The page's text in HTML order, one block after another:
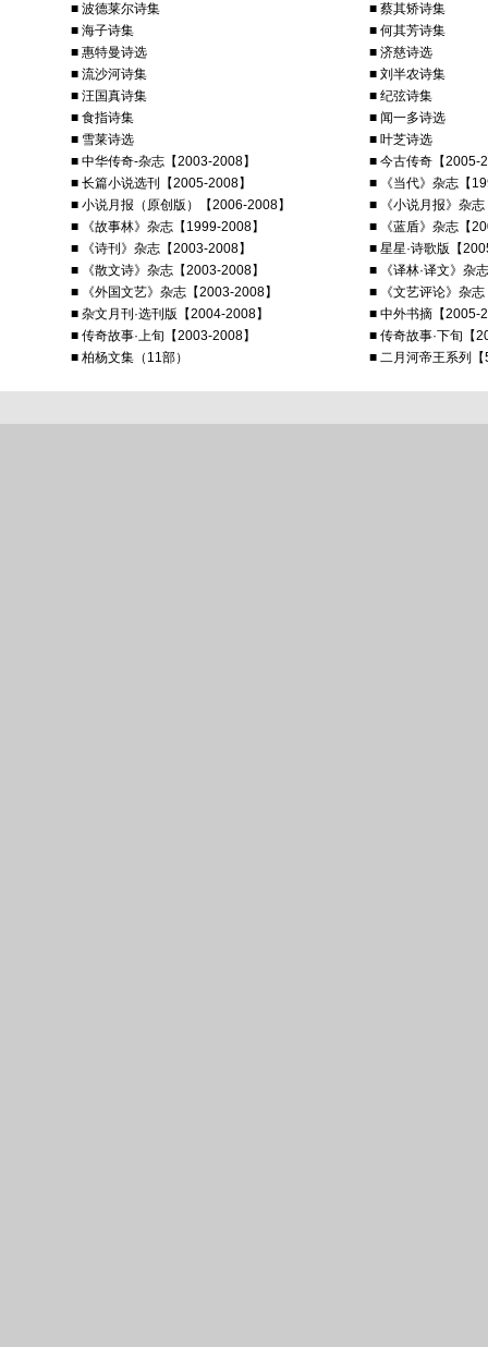
■ 波德莱尔诗集
■ 蔡其矫诗集
■ 海子诗集
■ 何其芳诗集
■ 惠特曼诗选
■ 济慈诗选
■ 流沙河诗集
■ 刘半农诗集
■ 汪国真诗集
■ 纪弦诗集
■ 食指诗集
■ 闻一多诗选
■ 雪莱诗选
■ 叶芝诗选
■ 中华传奇-杂志【2003-2008】
■ 今古传奇【2005-
■ 长篇小说选刊【2005-2008】
■ 《当代》杂志【
■ 小说月报（原创版）【2006-2008】
■ 《小说月报》杂
■ 《故事林》杂志【1999-2008】
■ 《蓝盾》杂志【
■ 《诗刊》杂志【2003-2008】
■ 星星·诗歌版【
■ 《散文诗》杂志【2003-2008】
■ 《译林·译文》杂
■ 《外国文艺》杂志【2003-2008】
■ 《文艺评论》杂
■ 杂文月刊·选刊版【2004-2008】
■ 中外书摘【2005-
■ 传奇故事·上旬【2003-2008】
■ 传奇故事·下旬【
■ 柏杨文集（11部）
■ 二月河帝王系列【